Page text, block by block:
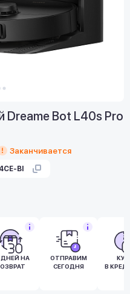
Bot L40s Pro
Заканчивается
Bl
ДНЕЙ НА
ОТПРАВИМ
СЕГОДНЯ
В